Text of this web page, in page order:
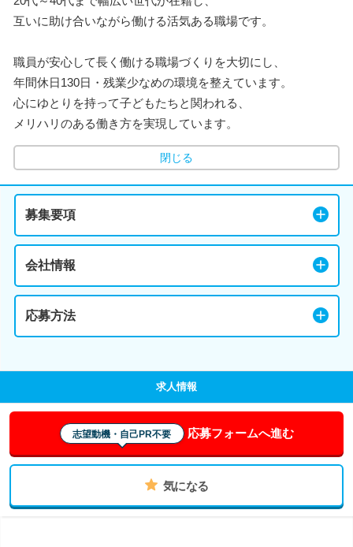
互いに助け合いながら働ける活気ある職場です。
職員が安心して長く働ける職場づくりを大切にし、
年間休日130日・残業少なめの環境を整えています。
心にゆとりを持って子どもたちと関われる、
メリハリのある働き方を実現しています。
閉じる
募集要項
会社情報
応募方法
求人情報
志望動機・自己PR不要 応募フォームへ進む
気になる